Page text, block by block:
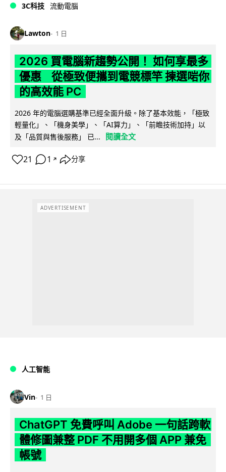
3C科技 流動電腦
Lawton 1 日
2026 買電腦新趨勢公開！ 如何享最多
優惠 從極致便攜到電競標竿 揀選啱你
的高效能 PC
2026 年的電腦選購基準已經全面升級。除了基本效能，「極致
輕量化」、「機身美學」、「AI算力」、「前瞻技術加持」以
及「品質與售後服務」 已...
閱讀全文
21 1 ↗ 分享
ADVERTISEMENT
人工智能
Vin 1 日
ChatGPT 免費呼叫 Adobe 一句話跨軟
體修圖兼整 PDF 不用開多個 APP 兼免
帳號